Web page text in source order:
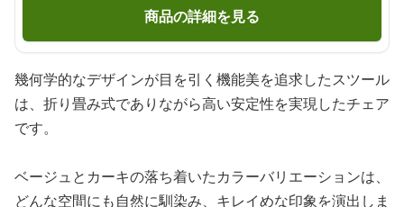
商品の詳細を見る
幾何学的なデザインが目を引く機能美を追求したスツール
は、折り畳み式でありながら高い安定性を実現したチェア
です。
ベージュとカーキの落ち着いたカラーバリエーションは、
どんな空間にも自然に馴染み、キレイめな印象を演出しま